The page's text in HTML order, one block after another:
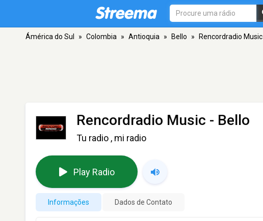
Ámérica do Sul » Colombia » Antioquia » Bello » Rencordradio Music
Rencordradio Music - Bello
Tu radio , mi radio
Play Radio
Informações Dados de Contato